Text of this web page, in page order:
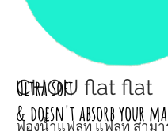
CHOU flat flat
ฟองน้ำแฟลท แฟลท สาม
Ultra soft
& doesn't absorb your